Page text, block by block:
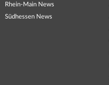
Rhein-Main News
Südhessen News